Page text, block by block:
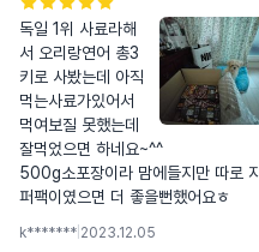
독일 1위 사료라해
서 오리랑연어 총3
키로 사봤는데 아직
먹는사료가있어서
먹여보질 못했는데
잘먹었으면 하네요~^^
500g소포장이라 맘에들지만 따로 지
퍼팩이였으면 더 좋을뻔했어요ㅎ
k******* 2023.12.05